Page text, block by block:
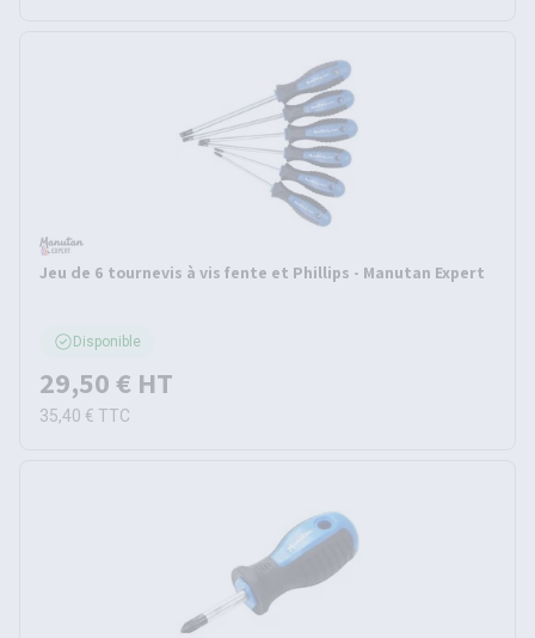
Jeu de 6 tournevis à vis fente et Phillips - Manutan Expert
Disponible
29,50 € HT
35,40 € TTC